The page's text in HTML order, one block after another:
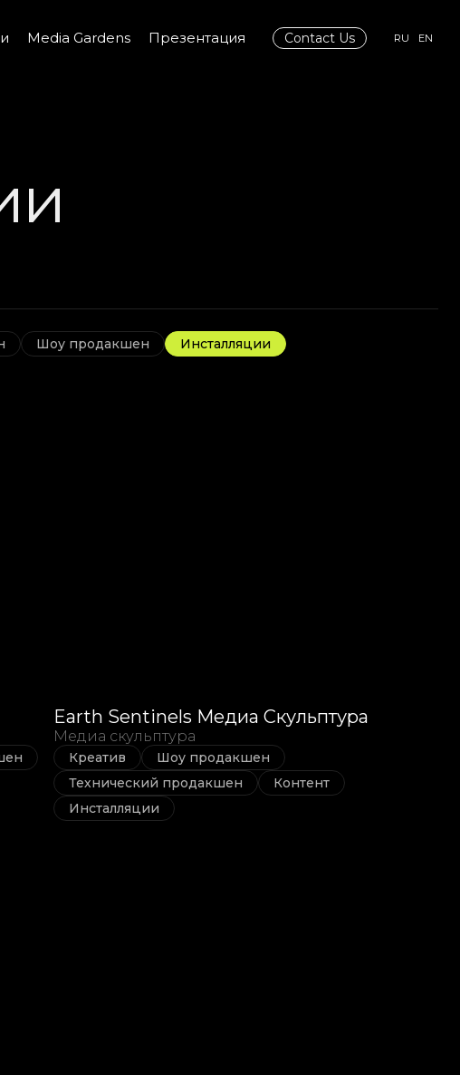
Media Gardens Презентация Contact Us RU EN
Шоу продакшен Инсталляции
Earth Sentinels Медиа Скульптура
Медиа скульптура
Креатив
Шоу продакшен
Технический продакшен
Контент
Инсталляции